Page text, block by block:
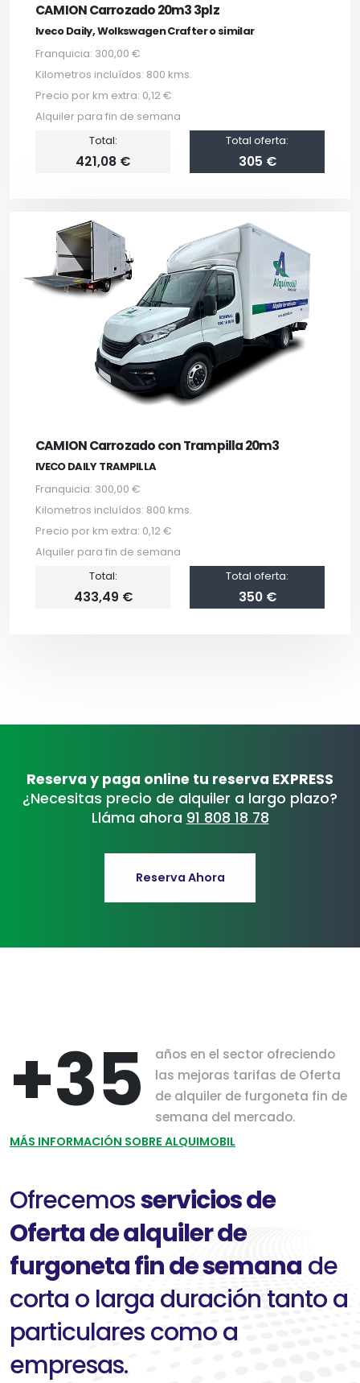
CAMION Carrozado 20m3 3plz
Iveco Daily, Wolkswagen Crafter o similar
Franquicia: 300,00 €
Kilometros incluídos: 800 kms.
Precio por km extra: 0,12 €
Alquiler para fin de semana
Total:
421,08 €
Total oferta:
305 €
CAMION Carrozado con Trampilla 20m3
IVECO DAILY TRAMPILLA
Franquicia: 300,00 €
Kilometros incluídos: 800 kms.
Precio por km extra: 0,12 €
Alquiler para fin de semana
Total:
433,49 €
Total oferta:
350 €
Reserva y paga online tu reserva EXPRESS
¿Necesitas precio de alquiler a largo plazo?
Lláma ahora 91 808 18 78
Reserva Ahora
+35
años en el sector ofreciendo
las mejoras tarifas de Oferta
de alquiler de furgoneta fin de
semana del mercado.
MÁS INFORMACIÓN SOBRE ALQUIMOBIL
Ofrecemosservicios de
Oferta de alquiler de
furgoneta fin de semana de
corta o larga duración tanto a
particulares como a
empresas.